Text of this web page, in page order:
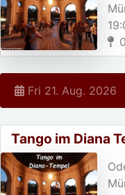
Fri 21. Aug. 2026
Tango im Diana